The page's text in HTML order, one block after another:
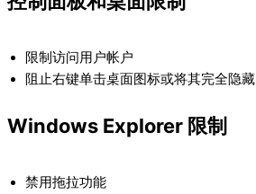
限制访问用户帐户
阻止右键单击桌面图标或将其完全隐藏
Windows Explorer 限制
禁用拖拉功能